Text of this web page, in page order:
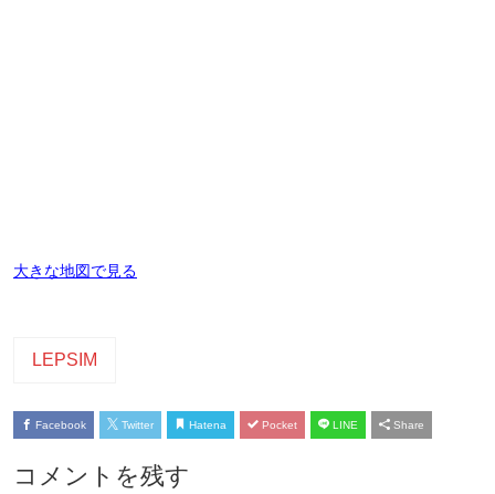
大きな地図で見る
LEPSIM
Facebook Twitter Hatena Pocket LINE Share
コメントを残す